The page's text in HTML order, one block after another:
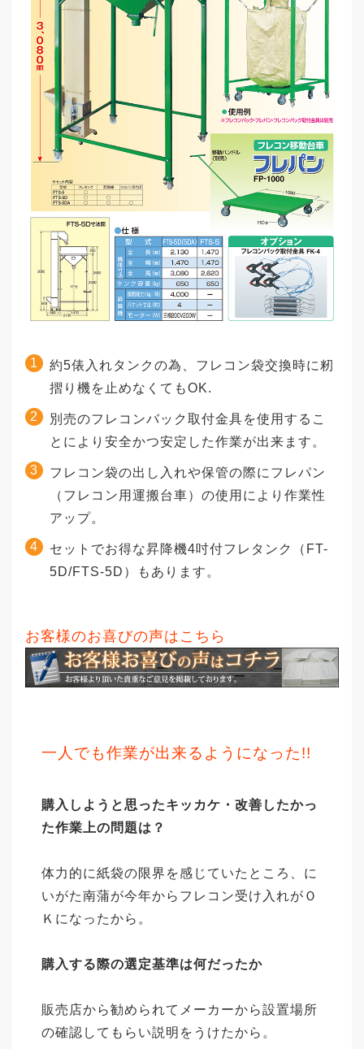
約5俵入れタンクの為、フレコン袋交換時に籾
摺り機を止めなくてもOK.
別売のフレコンバック取付金具を使用するこ
とにより安全かつ安定した作業が出来ます。
フレコン袋の出し入れや保管の際にフレパン
（フレコン用運搬台車）の使用により作業性
アップ。
セットでお得な昇降機4吋付フレタンク（FT-
5D/FTS-5D）もあります。
お客様のお喜びの声はこちら
一人でも作業が出来るようになった!!
購入しようと思ったキッカケ・改善したかっ
た作業上の問題は？
体力的に紙袋の限界を感じていたところ、に
いがた南蒲が今年からフレコン受け入れがＯ
Ｋになったから。
購入する際の選定基準は何だったか
販売店から勧められてメーカーから設置場所
の確認してもらい説明をうけたから。